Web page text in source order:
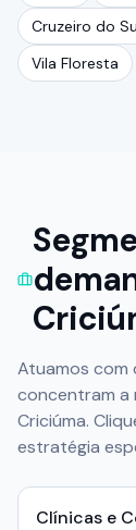
Cruzeiro do
Vila Floresta
Atuamos com
concentram a
Criciúma.
estratégia
Clínicas e